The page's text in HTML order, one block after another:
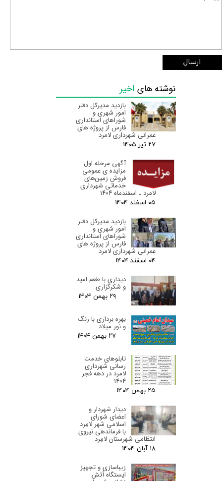
ارسال
نوشته های اخیر
بازدید مدیرکل دفتر
امور شهری و
شوراهای استانداری
فارس از پروژه های
عمرانی شهرداری لامرد
۲۷ تیر ۰۵
آگهی مرحله اول
مزایده ی عمومی
فروش زمین‌های
خدماتی شهرداری
لامرد ـ اسفندماه ۱۴۰۴
۰۵ اسفند ۰۴
بازدید مدیرکل دفتر
امور شهری و
شوراهای استانداری
فارس از پروژه های
عمرانی شهرداری لامرد
۰۴ اسفند ۰۴
دیداری با طعم امید
و شکرگزاری
۲۹ بهمن ۰۴
بهره برداری با رنگ
و نور میلاد
۲۷ بهمن ۰۴
تابلوهای خدمت
رسانی شهرداری
لامرد در دهه فجر
1404
۲۵ بهمن ۰۴
دیدار شهردار و
اعضای شورای
اسلامی شهر لامِرد
با فرماندهی نیروی
انتظامی شهرستان لامِرد
۱۸ آبان ۰۴
زیباسازی و تجهیز
ایستگاه آتش